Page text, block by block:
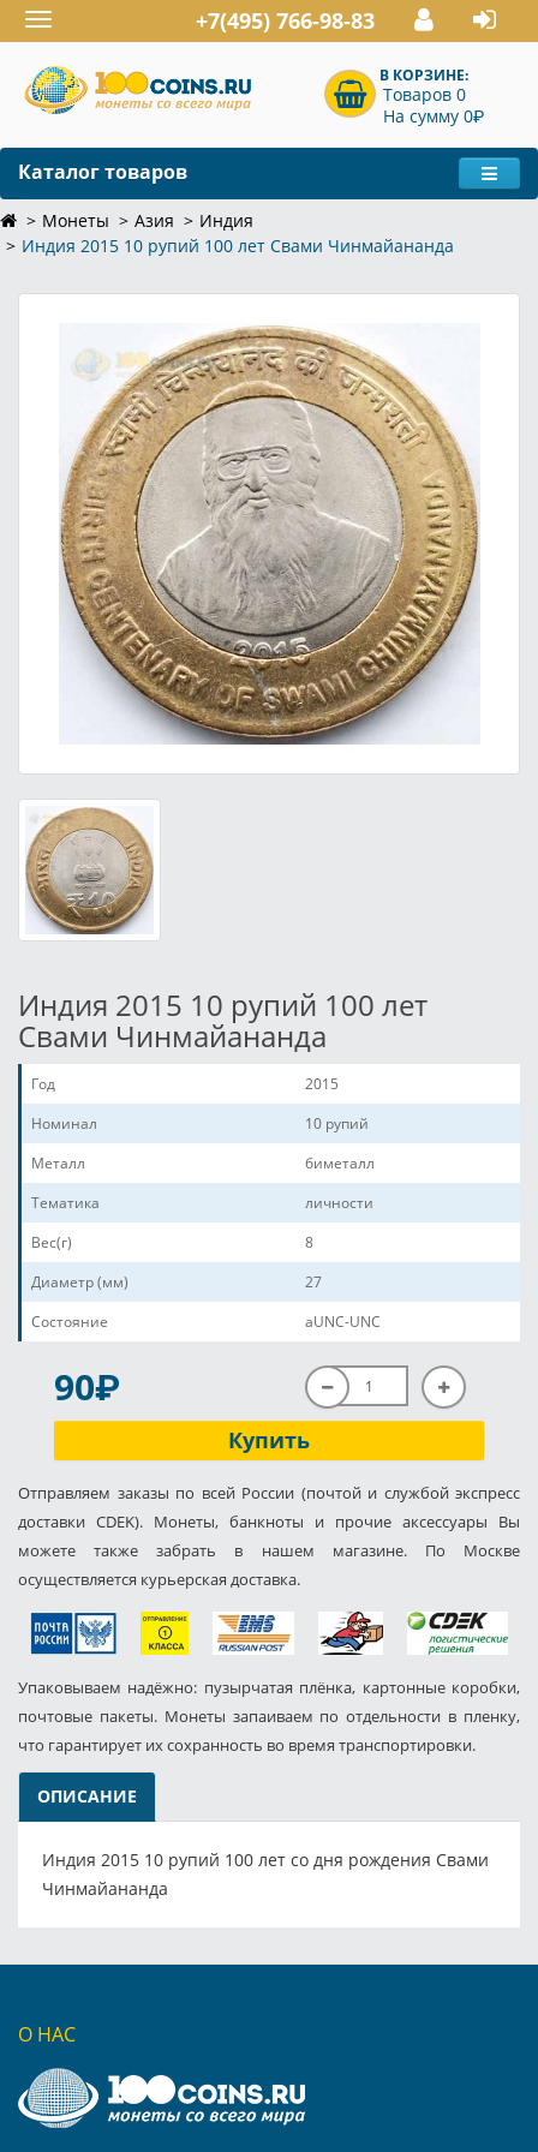
Toggle
navigation
+7(495) 766-98-83
В КОРЗИНЕ:
Товаров 0
На сумму 0P
Каталог товаров
Монеты Азия
Индия
Индия 2015 10 рупий 100 лет Свами Чинмайананда
Индия 2015 10 рупий 100 лет
Свами Чинмайананда
Год
2015
Номинал
10 рупий
Металл
биметалл
Тематика
личности
Вес(г)
8
Диаметр (мм)
27
Состояние
aUNC-UNC
90P
Купить
Отправляем заказы по всей России (почтой и службой экспресс
доставки CDEK). Монеты, банкноты и прочие аксессуары Вы
можете также забрать в нашем магазине. По Москве
осуществляется курьерская доставка.
Упаковываем надёжно: пузырчатая плёнка, картонные коробки,
почтовые пакеты. Монеты запаиваем по отдельности в пленку,
что гарантирует их сохранность во время транспортировки.
ОПИСАНИЕ
Индия 2015 10 рупий 100 лет со дня рождения Свами
Чинмайананда
О НАС